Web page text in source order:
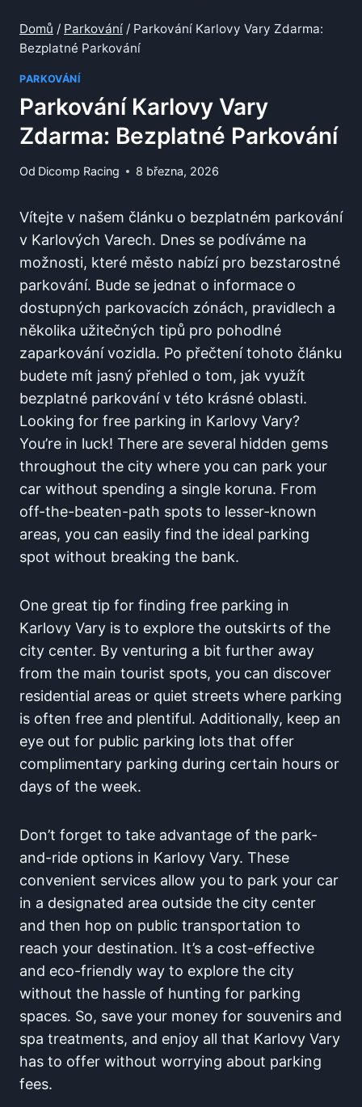
Domů / Parkování / Parkování Karlovy Vary Zdarma:
Bezplatné Parkování
PARKOVÁNÍ
Parkování Karlovy Vary
Zdarma: Bezplatné Parkování
Od Dicomp Racing 8 března, 2026
Vítejte v našem článku o bezplatném parkování
‍v ⁣Karlových Varech. Dnes ‌se‌ podíváme na
možnosti, které město nabízí ‌pro ‍bezstarostné
parkování. Bude se jednat o informace o
dostupných parkovacích zónách, pravidlech a
několika užitečných tipů ⁤pro⁢ pohodlné
zaparkování⁤ vozidla. Po přečtení tohoto článku
budete mít jasný přehled o tom, jak využít
bezplatné parkování v této krásné oblasti.
Looking for free parking⁢ in Karlovy Vary?
You’re in luck! There are​ several hidden gems
throughout the city where you can park your
car without spending a single koruna. From
off-the-beaten-path spots to lesser-known
areas, you can easily find the ideal parking
spot without breaking the bank.
One great tip for finding⁢ free ‌parking in
⁣Karlovy Vary is to‍ explore the outskirts of​ the‍
city center. By venturing a bit further away
from‌ the main tourist spots, you can ‍discover
⁢residential ​areas or quiet streets where parking
is often free ⁣and plentiful. Additionally, keep an
eye out⁢ for public parking ⁤lots that offer
⁤complimentary parking during certain hours or
days of ⁤the ​week.
Don’t ⁤forget to take advantage of the park-
and-ride options in Karlovy Vary. These‍
convenient ‌services allow you⁢ to park‍ your car
in a ‍designated area ⁣outside the ⁤city center
and then hop on public transportation to
reach ⁢your destination.⁤ It’s a cost-effective
and eco-friendly way to explore the city‌
without the hassle of hunting for parking
spaces. So, save your money for souvenirs and
spa⁣ treatments, and‍ enjoy all that⁢ Karlovy Vary
has to offer⁣ without worrying ⁤about parking
fees.